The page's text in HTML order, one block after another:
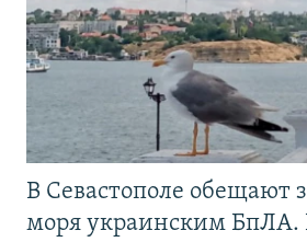
В Севастополе обещают
моря украинским БпЛА.